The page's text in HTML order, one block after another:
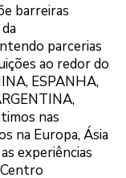
barreiras
parcerias
ao redor do
ESPANHA,
nas
na Europa, Ásia
experiências